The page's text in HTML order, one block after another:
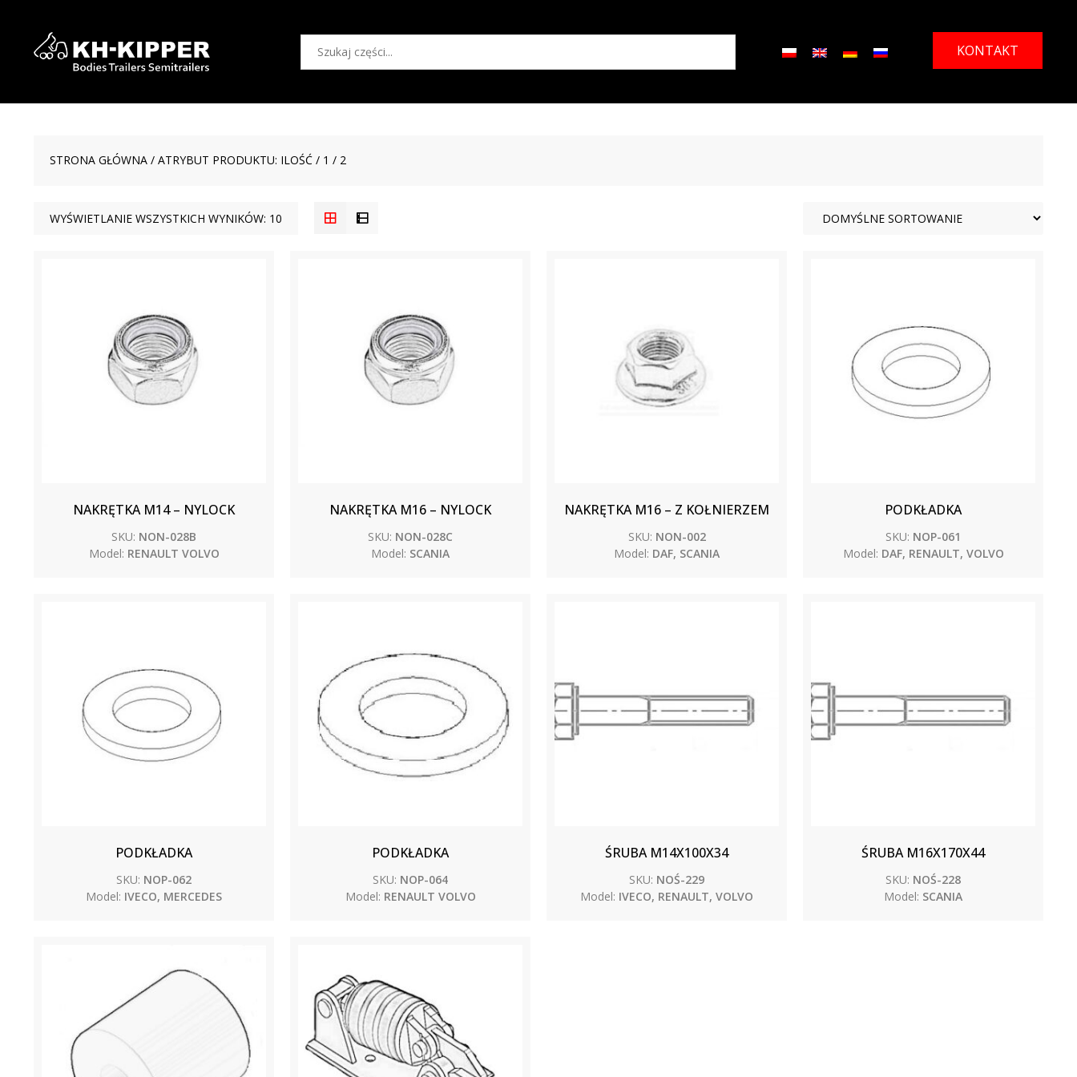
KONTAKT
STRONA GŁÓWNA / ATRYBUT PRODUKTU: ILOŚĆ / 1 / 2
WYŚWIETLANIE WSZYSTKICH WYNIKÓW: 10
NAKRĘTKA M14 – NYLOCK
SKU: NON-028B
Model: RENAULT VOLVO
NAKRĘTKA M16 – NYLOCK
SKU: NON-028C
Model: SCANIA
NAKRĘTKA M16 – Z KOŁNIERZEM
SKU: NON-002
Model: DAF, SCANIA
PODKŁADKA
SKU: NOP-061
Model: DAF, RENAULT, VOLVO
PODKŁADKA
SKU: NOP-062
Model: IVECO, MERCEDES
PODKŁADKA
SKU: NOP-064
Model: RENAULT VOLVO
ŚRUBA M14X100X34
SKU: NOŚ-229
Model: IVECO, RENAULT, VOLVO
ŚRUBA M16X170X44
SKU: NOŚ-228
Model: SCANIA